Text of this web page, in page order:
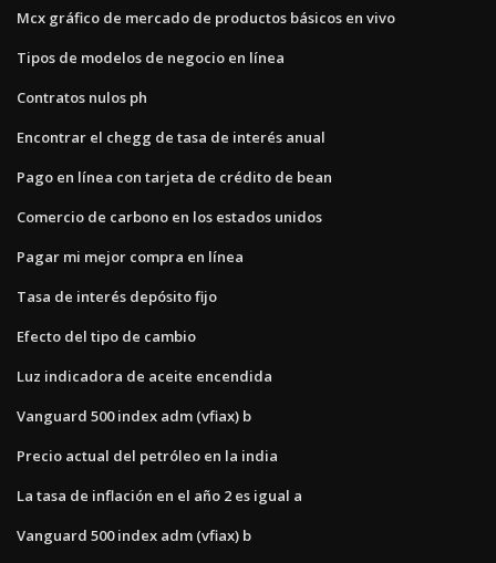
Mcx gráfico de mercado de productos básicos en vivo
Tipos de modelos de negocio en línea
Contratos nulos ph
Encontrar el chegg de tasa de interés anual
Pago en línea con tarjeta de crédito de bean
Comercio de carbono en los estados unidos
Pagar mi mejor compra en línea
Tasa de interés depósito fijo
Efecto del tipo de cambio
Luz indicadora de aceite encendida
Vanguard 500 index adm (vfiax) b
Precio actual del petróleo en la india
La tasa de inflación en el año 2 es igual a
Vanguard 500 index adm (vfiax) b